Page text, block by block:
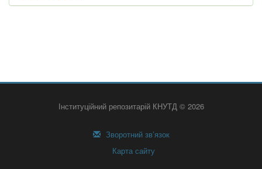
Інституційний репозитарій КНУТД © 2026
Зворотний зв’язок
Карта сайту